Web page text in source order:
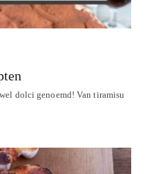
dolci genoemd! Van tiramisu